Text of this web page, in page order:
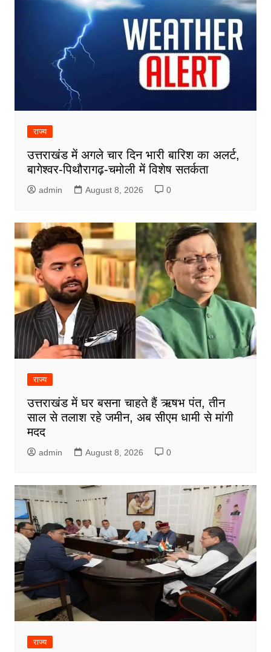
राज्य
उत्तराखंड में अगले चार दिन भारी बारिश का अलर्ट,
बागेश्वर-पिथौरागढ़-चमोली में विशेष सतर्कता
admin August 8, 2026 0
राज्य
उत्तराखंड में घर बसना चाहते हैं ऋषभ पंत, तीन
साल से तलाश रहे जमीन, अब सीएम धामी से मांगी
मदद
admin August 8, 2026 0
राज्य